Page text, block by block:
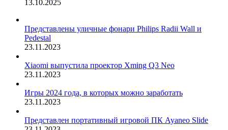
13.10.2025
Представлены уличные фонари Philips Radii Wall и
Pedestal
23.11.2023
Xiaomi выпустила проектор Xming Q3 Neo
23.11.2023
Игры 2024 года, в которых можно заработать
23.11.2023
Представлен портативный игровой ПК Ayaneo Slide